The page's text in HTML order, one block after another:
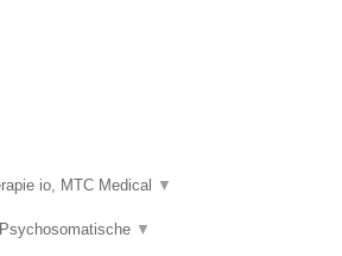
io, MTC Medical ▼
▼